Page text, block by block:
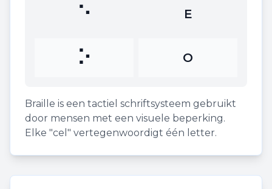
⠑ E
⠕ O
Braille is een tactiel schriftsysteem gebruikt
door mensen met een visuele beperking.
Elke "cel" vertegenwoordigt één letter.